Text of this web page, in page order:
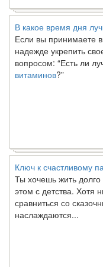
В какое время дня
Если вы принимаете
надежде укрепить
вопросом: “Есть ли
витаминов ?”
Ключ к счастливому
Ты хочешь жить долго
этом с детства. Хотя
сравниться со
наслаждаются...